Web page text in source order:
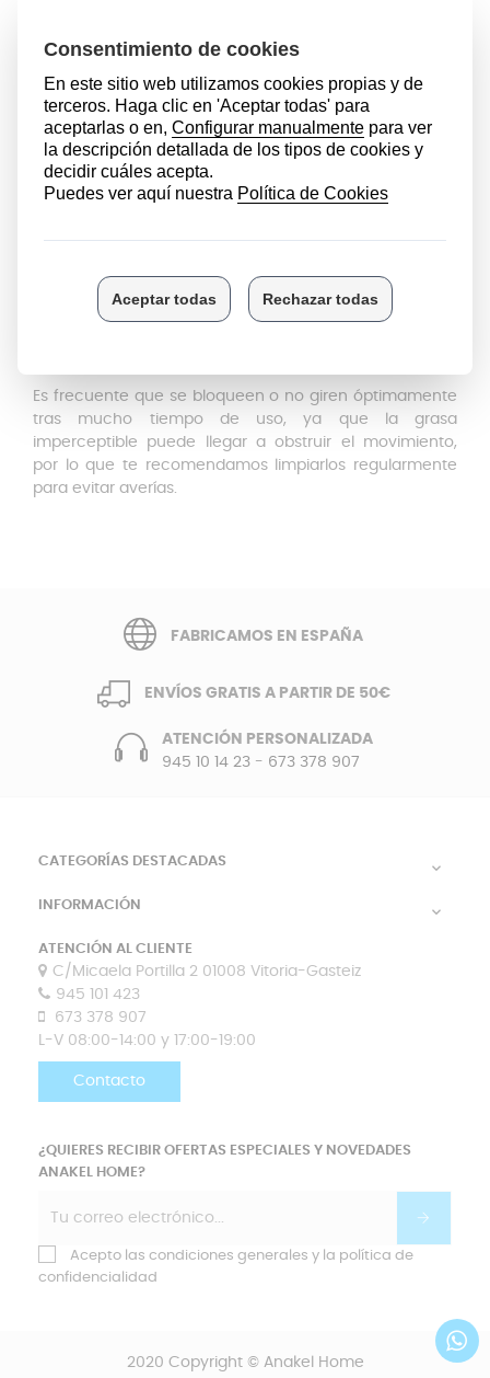
4,99 € AÑADIR AL CARRITO
En Anakel Home disponemos de
mandos universales
en tres acabados (
negro blanco acero inoxidable
Es frecuente que se bloqueen o no giren óptimamente
tras mucho tiempo de uso, ya que la grasa
imperceptible puede llegar a obstruir el movimiento,
por lo que te recomendamos limpiarlos regularmente
para evitar averías.
FABRICAMOS EN ESPAÑA
ENVÍOS GRATIS A PARTIR DE 50€
ATENCIÓN PERSONALIZADA
945 10 14 23- 673 378 907
CATEGORÍAS DESTACADAS 
INFORMACIÓN 
ATENCIÓN AL CLIENTE
C/Micaela Portilla 2 01008 Vitoria-Gasteiz
945 101 423
673 378 907
L-V 08:00-14:00 y 17:00-19:00
Contacto
¿QUIERES RECIBIR OFERTAS ESPECIALES Y NOVEDADES
ANAKEL HOME?
Acepto las condiciones generales y la política de
confidencialidad
2020 Copyright © Anakel Home